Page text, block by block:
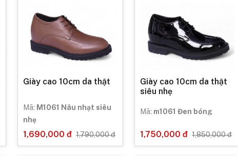
Giày cao 10cm da thật
Mã: M1061 Nâu nhạt siêu
nhẹ
1,690,000 đ 1,790,000 đ
Giày cao 10cm da thật
siêu nhẹ
Mã: m1061 Đen bóng
1,750,000 đ 1,850,000 đ